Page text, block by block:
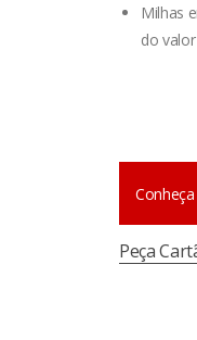
Milhas
do
Peça